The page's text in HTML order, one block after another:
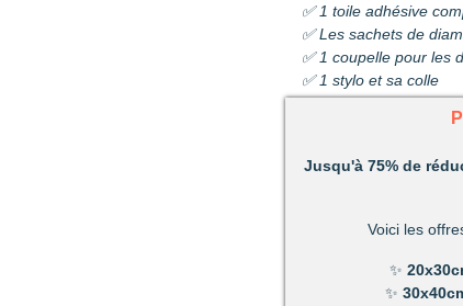
✅ 1 toile adhésive
✅ Les sachets de
✅ 1 coupelle pour les
✅ 1 stylo et sa colle
✅ 1 pince
Découvrez une
C’est ludique,
Un mélange de
Très vite vous vous
Détente et relaxation
Jusqu'à 75% de
Voici les
✨
✨